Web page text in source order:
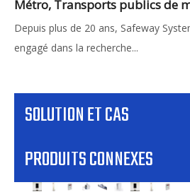
Métro, Transports publics de
Depuis plus de 20 ans, Safeway
engagé dans la recherche...
SOLUTION ET CAS
PRODUITS CONNEXES